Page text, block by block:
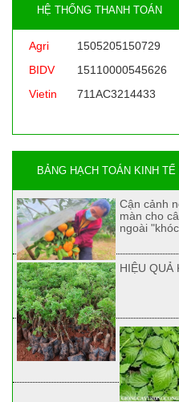
HỆ THỐNG THANH TOÁN
Agri
1505205150729
BIDV
15110000545626
Vietin
711AC3214433
BẢNG HẠCH TOÁN KINH
Cận cảnh
màn cho
ngoài
HIỆU QUẢ